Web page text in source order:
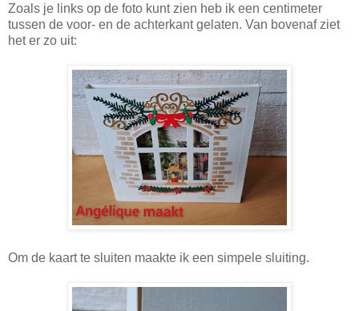
Zoals je links op de foto kunt zien heb ik een centimeter
tussen de voor- en de achterkant gelaten. Van bovenaf ziet
het er zo uit:
Om de kaart te sluiten maakte ik een simpele sluiting.